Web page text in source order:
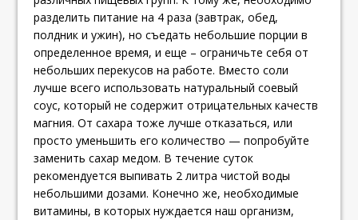
разделить питание на 4 раза (завтрак, обед,
полдник и ужин), но съедать небольшие порции в
определенное время, и еще – ограничьте себя от
небольших перекусов на работе. Вместо соли
лучше всего использовать натуральный соевый
соус, который не содержит отрицательных качеств
магния. От сахара тоже лучше отказаться, или
просто уменьшить его количество — попробуйте
заменить сахар медом. В течение суток
рекомендуется выпивать 2 литра чистой воды
небольшими дозами. Конечно же, необходимые
витамины, в которых нуждается наш организм,